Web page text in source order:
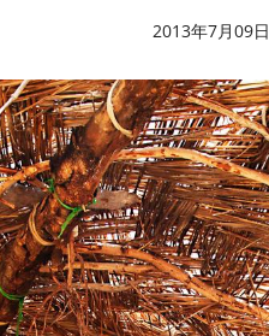
2013年7月09日